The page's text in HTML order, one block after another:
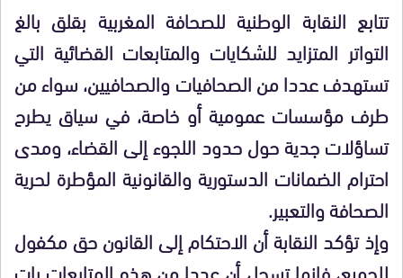
تتابع النقابة الوطنية للصحافة المغربية بقلق بالغ
التواتر المتزايد للشكايات والمتابعات القضائية التي
تستهدف عددا من الصحافيات والصحافيين، سواء من
طرف مؤسسات عمومية أو خاصة، في سياق يطرح
تساؤلات جدية حول حدود اللجوء إلى القضاء، ومدى
احترام الضمانات الدستورية والقانونية المؤطرة لحرية
الصحافة والتعبير.
وإذ تؤكد النقابة أن الاحتكام إلى القانون حق مكفول